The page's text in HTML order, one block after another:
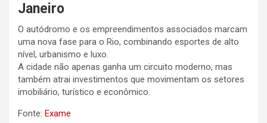
Janeiro
O autódromo e os empreendimentos associados marcam
uma nova fase para o Rio, combinando esportes de alto
nível, urbanismo e luxo.
A cidade não apenas ganha um circuito moderno, mas
também atrai investimentos que movimentam os setores
imobiliário, turístico e econômico.
Fonte: Exame